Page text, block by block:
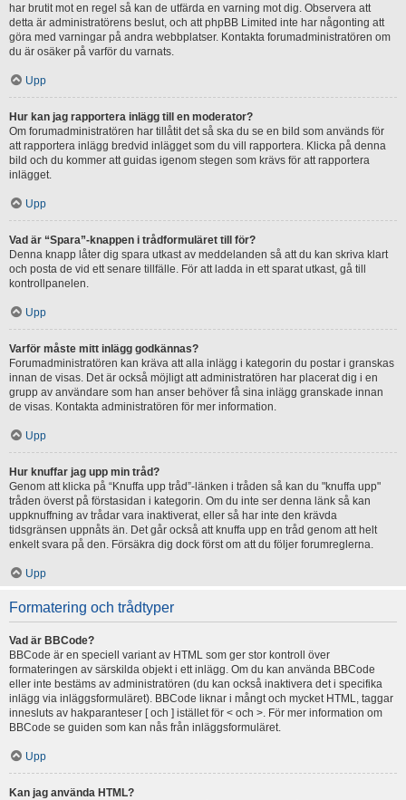
har brutit mot en regel så kan de utfärda en varning mot dig. Observera att
detta är administratörens beslut, och att phpBB Limited inte har någonting att
göra med varningar på andra webbplatser. Kontakta forumadministratören om
du är osäker på varför du varnats.
Upp
Hur kan jag rapportera inlägg till en moderator?
Om forumadministratören har tillåtit det så ska du se en bild som används för
att rapportera inlägg bredvid inlägget som du vill rapportera. Klicka på denna
bild och du kommer att guidas igenom stegen som krävs för att rapportera
inlägget.
Upp
Vad är “Spara”-knappen i trådformuläret till för?
Denna knapp låter dig spara utkast av meddelanden så att du kan skriva klart
och posta de vid ett senare tillfälle. För att ladda in ett sparat utkast, gå till
kontrollpanelen.
Upp
Varför måste mitt inlägg godkännas?
Forumadministratören kan kräva att alla inlägg i kategorin du postar i granskas
innan de visas. Det är också möjligt att administratören har placerat dig i en
grupp av användare som han anser behöver få sina inlägg granskade innan
de visas. Kontakta administratören för mer information.
Upp
Hur knuffar jag upp min tråd?
Genom att klicka på “Knuffa upp tråd”-länken i tråden så kan du "knuffa upp"
tråden överst på förstasidan i kategorin. Om du inte ser denna länk så kan
uppknuffning av trådar vara inaktiverat, eller så har inte den krävda
tidsgränsen uppnåts än. Det går också att knuffa upp en tråd genom att helt
enkelt svara på den. Försäkra dig dock först om att du följer forumreglerna.
Upp
Formatering och trådtyper
Vad är BBCode?
BBCode är en speciell variant av HTML som ger stor kontroll över
formateringen av särskilda objekt i ett inlägg. Om du kan använda BBCode
eller inte bestäms av administratören (du kan också inaktivera det i specifika
inlägg via inläggsformuläret). BBCode liknar i mångt och mycket HTML, taggar
innesluts av hakparanteser [ och ] istället för < och >. För mer information om
BBCode se guiden som kan nås från inläggsformuläret.
Upp
Kan jag använda HTML?